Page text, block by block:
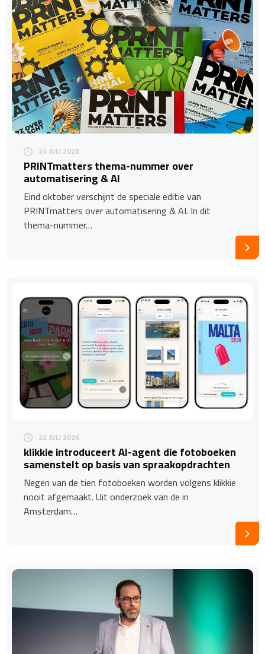
24 JULI 2026
​PRINTmatters thema-nummer over
automatisering & AI
Eind oktober verschijnt de speciale editie van
PRINTmatters over automatisering & AI. In dit
thema-nummer…
22 JULI 2026
​klikkie introduceert AI-agent die fotoboeken
samenstelt op basis van spraakopdrachten
Negen van de tien fotoboeken worden volgens klikkie
nooit afgemaakt. Uit onderzoek van de in
Amsterdam…